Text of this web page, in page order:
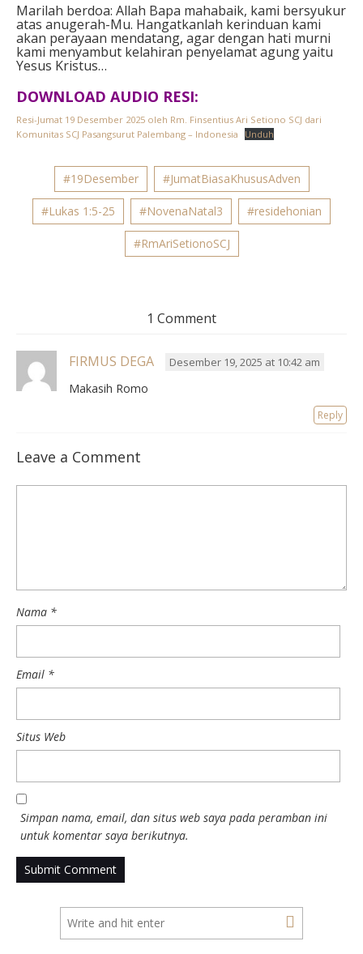
Marilah berdoa⁣: Allah Bapa mahabaik,⁣ kami bersyukur
atas anugerah-Mu. Hangatkanlah kerinduan kami
akan perayaan mendatang, agar dengan hati murni
kami menyambut kelahiran penyelamat agung yaitu
Yesus Kristus…
DOWNLOAD AUDIO RESI:
Resi-Jumat 19 Desember 2025 oleh Rm. Finsentius Ari Setiono SCJ dari
Komunitas SCJ Pasangsurut Palembang – Indonesia
Unduh
#19Desember #JumatBiasaKhususAdven
#Lukas 1:5-25 #NovenaNatal3 #residehonian
#RmAriSetionoSCJ
1 Comment
FIRMUS DEGA Desember 19, 2025 at 10:42 am
Makasih Romo
Reply
Leave a Comment
Nama *
Email *
Situs Web
Simpan nama, email, dan situs web saya pada peramban ini
untuk komentar saya berikutnya.